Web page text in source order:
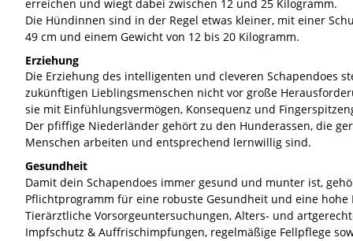
erreichen und wiegt dabei zwischen 12 und 25 Kilogramm.
Die Hündinnen sind in der Regel etwas kleiner, mit einer
49 cm und einem Gewicht von 12 bis 20 Kilogramm.
Erziehung
Die Erziehung des intelligenten und cleveren Schapendoes
zukünftigen Lieblingsmenschen nicht vor große
sie mit Einfühlungsvermögen, Konsequenz und
Der pfiffige Niederländer gehört zu den Hunderassen, die
Menschen arbeiten und entsprechend lernwillig sind.
Gesundheit
Damit dein Schapendoes immer gesund und munter ist,
Pflichtprogramm für eine robuste Gesundheit und eine
Tierärztliche Vorsorgeuntersuchungen, Alters- und
Impfschutz & Auffrischimpfungen, regelmäßige Fellpflege